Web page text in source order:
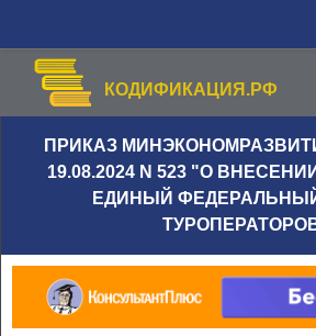
КОДИФИКАЦИЯ.РФ
ПРИКАЗ
19.08.2024 N 523 "О
ЕДИНЫЙ